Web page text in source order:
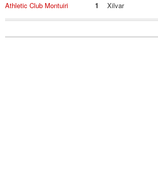
Athletic Club Montuiri 1 Xilvar